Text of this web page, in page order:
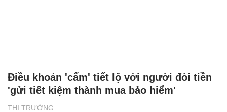
THỊ TRƯỜNG
Điều khoản 'cấm' tiết lộ với người đòi tiền
'gửi tiết kiệm thành mua bảo hiểm'